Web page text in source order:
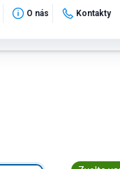
O nás Kontakty